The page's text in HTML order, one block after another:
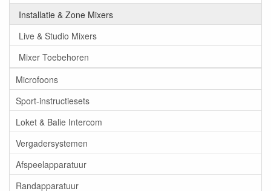
Installatie & Zone Mixers
Live & Studio Mixers
Mixer Toebehoren
Microfoons
Sport-instructiesets
Loket & Balie Intercom
Vergadersystemen
Afspeelapparatuur
Randapparatuur